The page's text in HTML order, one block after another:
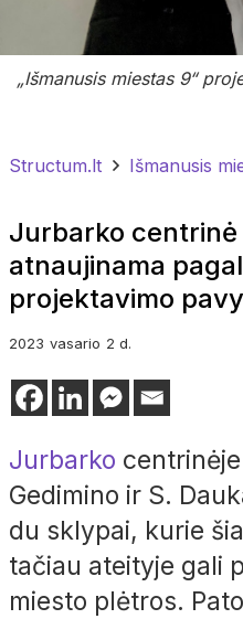
„Išmanusis miestas 9“
Structum.lt Išmanusis
Jurbarko
atnaujinama
projektavimo
2023 vasario 2 d.
Jurbarko
Gedimino ir S.
du sklypai, kurie
tačiau ateityje gali
miesto plėtros.